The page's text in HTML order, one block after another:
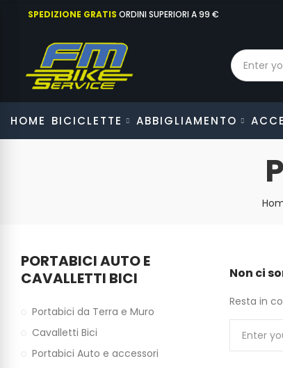
SPEDIZIONE GRATIS ORDINI SUPERIORI A 99 €
HOME BICICLETTE ABBIGLIAMENTO
Non ci
Resta in
PORTABICI AUTO E
CAVALLETTI BICI
Portabici da Terra e Muro
Cavalletti Bici
Portabici Auto e accessori